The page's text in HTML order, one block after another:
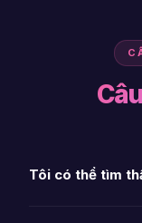
Tôi có thể tìm